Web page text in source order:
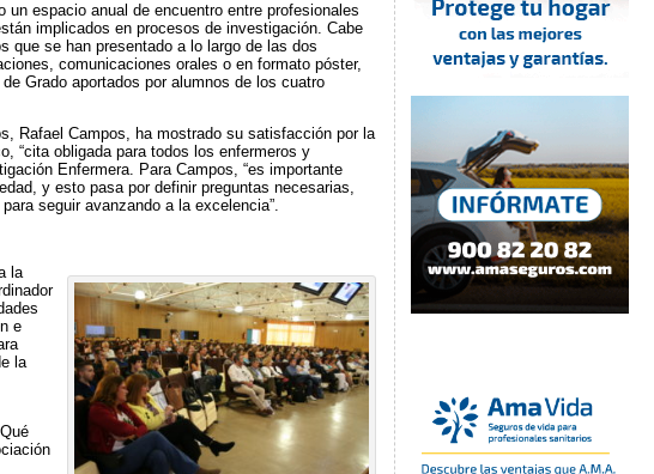
espacio anual de encuentro entre profesionales
implicados en procesos de investigación. Cabe
que se han presentado a lo largo de las dos
comunicaciones orales o en formato póster,
Grado aportados por alumnos de los cuatro
Rafael Campos, ha mostrado su satisfacción por la
“cita obligada para todos los enfermeros y
Enfermera. Para Campos, “es importante
y esto pasa por definir preguntas necesarias,
seguir avanzando a la excelencia”.
la
e
la